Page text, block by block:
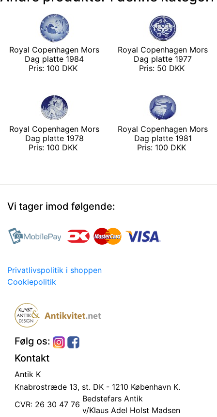
Royal Copenhagen Mors
Dag platte 1984
Pris: 100 DKK
Royal Copenhagen Mors
Dag platte 1977
Pris: 50 DKK
Royal Copenhagen Mors
Dag platte 1978
Pris: 100 DKK
Royal Copenhagen Mors
Dag platte 1981
Pris: 100 DKK
Vi tager imod følgende:
Privatlivspolitik i shoppen
Cookiepolitik
Følg os:
Kontakt
Antik K
Knabrostræde 13, st. DK - 1210 København K.
CVR: 26 30 47 76
Bedstefars Antik
v/Klaus Adel Holst Madsen